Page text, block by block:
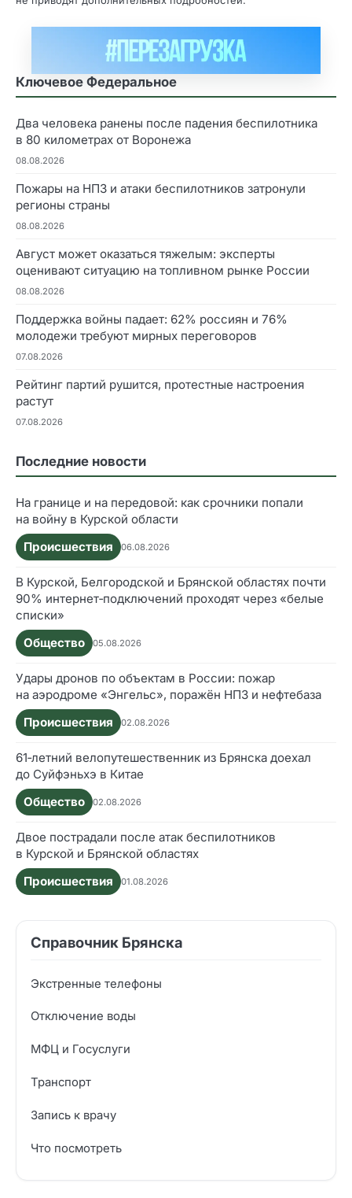
Ключевое Федеральное
Два человека ранены после падения беспилотника
в 80 километрах от Воронежа
08.08.2026
Пожары на НПЗ и атаки беспилотников затронули
регионы страны
08.08.2026
Август может оказаться тяжелым: эксперты
оценивают ситуацию на топливном рынке России
08.08.2026
Поддержка войны падает: 62% россиян и 76%
молодежи требуют мирных переговоров
07.08.2026
Рейтинг партий рушится, протестные настроения
растут
07.08.2026
Последние новости
На границе и на передовой: как срочники попали
на войну в Курской области
Происшествия
06.08.2026
В Курской, Белгородской и Брянской областях почти
90% интернет‑подключений проходят через «белые
списки»
Общество
05.08.2026
Удары дронов по объектам в России: пожар
на аэродроме «Энгельс», поражён НПЗ и нефтебаза
Происшествия
02.08.2026
61‑летний велопутешественник из Брянска доехал
до Суйфэньхэ в Китае
Общество
02.08.2026
Двое пострадали после атак беспилотников
в Курской и Брянской областях
Происшествия
01.08.2026
Справочник Брянска
Экстренные телефоны
Отключение воды
МФЦ и Госуслуги
Транспорт
Запись к врачу
Что посмотреть